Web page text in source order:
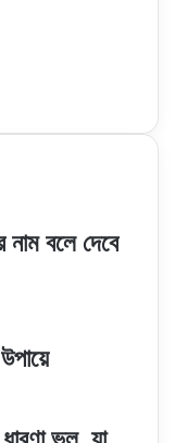
বলে দেবে